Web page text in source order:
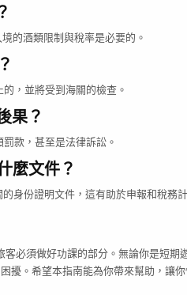
的酒類限制與稅率是必要的。
，並將受到海關的檢查。
果？
款，甚至是法律訴訟。
麼文件？
身份證明文件，這有助於申報和稅務
必須做好功課的部分。無論你是短期
擾。希望本指南能為你帶來幫助，讓